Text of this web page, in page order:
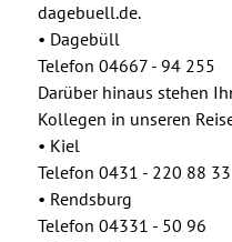
dagebuell.de.
• Dagebüll
Telefon 04667 - 94 255
Darüber hinaus stehen
Kollegen in unseren
• Kiel
Telefon 0431 - 220 88 33
• Rendsburg
Telefon 04331 - 50 96